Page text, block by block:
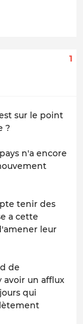
1
sur le point
?
n'a encore
tenir des
a cette
leur
de
un afflux
qui